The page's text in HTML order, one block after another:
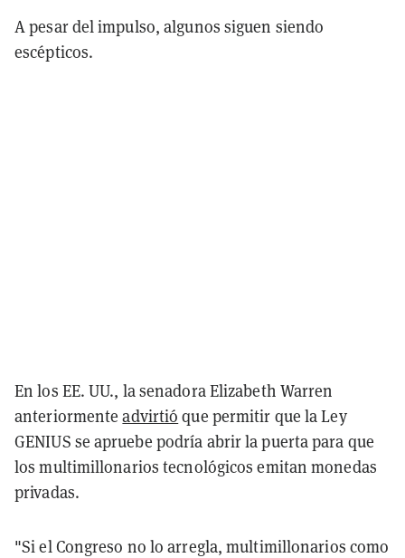
A pesar del impulso, algunos siguen siendo
escépticos.
En los EE. UU., la senadora Elizabeth Warren
anteriormenteadvirtió que permitir que la Ley
GENIUS se apruebe podría abrir la puerta para que
los multimillonarios tecnológicos emitan monedas
privadas.
"Si el Congreso no lo arregla, multimillonarios como